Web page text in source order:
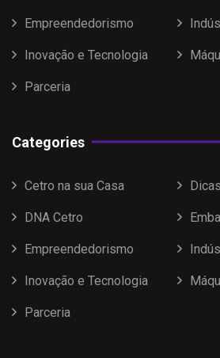
Empreendedorismo
Inovação e Tecnologia
Parceria
Categories
Cetro na sua Casa
DNA Cetro
Empreendedorismo
Inovação e Tecnologia
Parceria